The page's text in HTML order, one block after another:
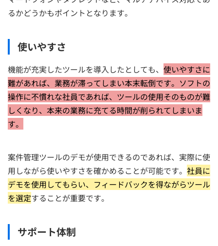
るかどうかもポイントとなります。
使いやすさ
機能が充実したツールを導入したとしても、 使いやすさに
難があれば、業務が滞ってしまい本末転倒です。ソフトの
操作に不慣れな社員であれば、ツールの使用そのものが難
しくなり、本来の業務に充てる時間が削られてしまいま
す。
案件管理ツールのデモが使用できるのであれば、実際に使
用しながら使いやすさを確かめることが可能です。 社員に
デモを使用してもらい、フィードバックを得ながらツール
を選定することが重要です。
サポート体制